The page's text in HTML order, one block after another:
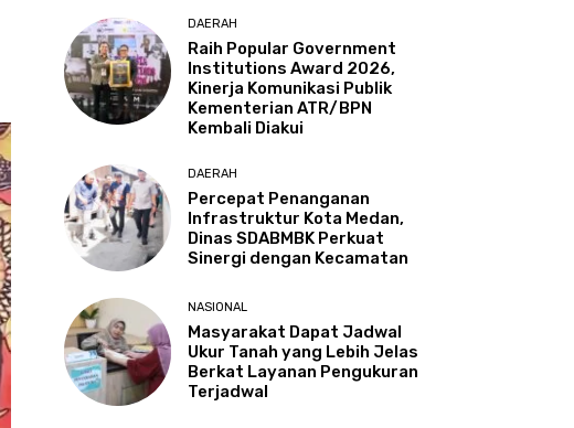
DAERAH
Raih Popular Government
Institutions Award 2026,
Kinerja Komunikasi Publik
Kementerian ATR/BPN
Kembali Diakui
DAERAH
Percepat Penanganan
Infrastruktur Kota Medan,
Dinas SDABMBK Perkuat
Sinergi dengan Kecamatan
NASIONAL
Masyarakat Dapat Jadwal
Ukur Tanah yang Lebih Jelas
Berkat Layanan Pengukuran
Terjadwal